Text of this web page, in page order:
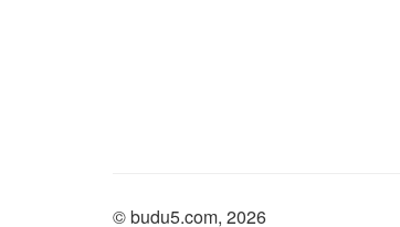
© budu5.com, 2026